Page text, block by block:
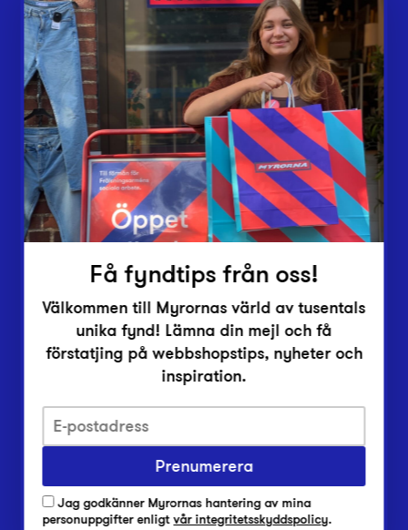
Webbshop
Butiker
Lämna in
Vårt överskott
Inlämningsplatser
Om Myrorna
Lediga jobb
Pressrum
Integritetsskyddspolicy
Har du frågor om onlineköp, leverans eller retur?
Har du frågor om vår verksamhet?
Vanliga frågor om Myrorna
Få fyndtips från oss!
Välkommen till Myrornas värld av tusentals
unika fynd! Lämna din mejl och få
förstatjing på webbshopstips, nyheter och
inspiration.
Prenumerera
Jag godkänner Myrornas hantering av mina
personuppgifter enligtvår integritetsskyddspolicy.